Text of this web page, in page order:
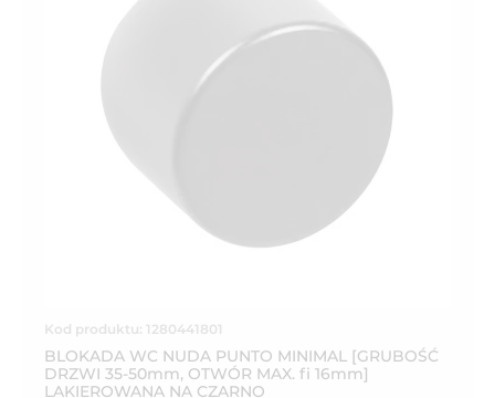
Kod produktu: 1280441801
BLOKADA WC NUDA PUNTO MINIMAL [GRUBOŚĆ
DRZWI 35-50mm, OTWÓR MAX. fi 16mm]
LAKIEROWANA NA CZARNO